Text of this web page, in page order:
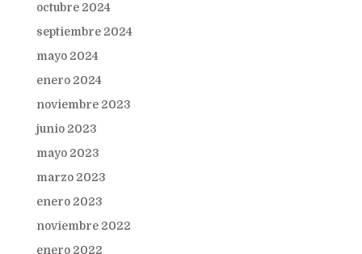
octubre 2024
septiembre 2024
mayo 2024
enero 2024
noviembre 2023
junio 2023
mayo 2023
marzo 2023
enero 2023
noviembre 2022
enero 2022